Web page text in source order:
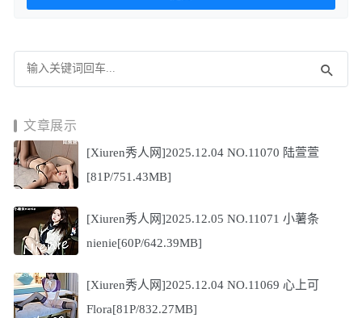
文章展示
[Xiuren秀人网]2025.12.04 NO.11070 陆萱萱
[81P/751.43MB]
[Xiuren秀人网]2025.12.05 NO.11071 小薯条
nienie[60P/642.39MB]
[Xiuren秀人网]2025.12.04 NO.11069 心上可
Flora[81P/832.27MB]